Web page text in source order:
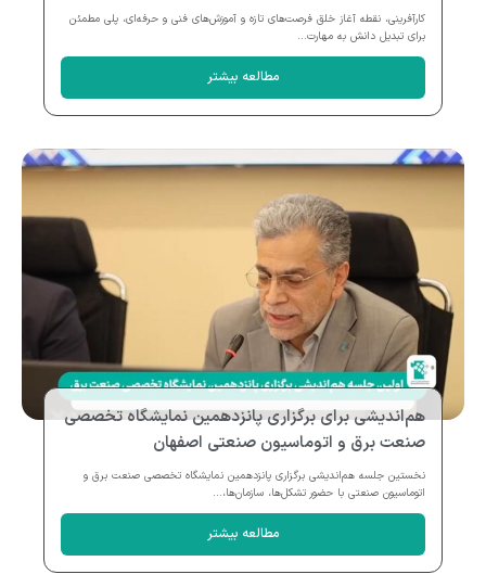
کارآفرینی، نقطه آغاز خلق فرصت‌های تازه و آموزش‌های فنی و حرفه‌ای، پلی مطمئن
برای تبدیل دانش به مهارت...
مطالعه بیشتر
هم‌اندیشی برای برگزاری پانزدهمین نمایشگاه تخصصی
صنعت برق و اتوماسیون صنعتی اصفهان
نخستین جلسه هم‌اندیشی برگزاری پانزدهمین نمایشگاه تخصصی صنعت برق و
اتوماسیون صنعتی با حضور تشکل‌ها، سازمان‌ها،...
مطالعه بیشتر